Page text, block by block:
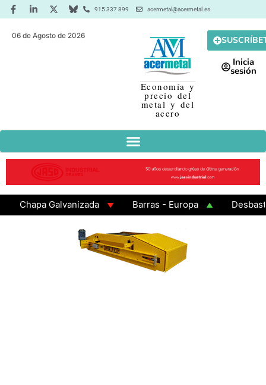
915 337 899 acermetal@acermetal.es
06 de Agosto de 2026
Economía y
precio del
metal y del
acero
Inicia
sesión
Galvanizada Barras - Europa
Desbaste -